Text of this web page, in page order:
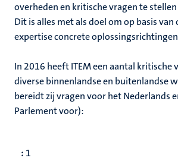
overheden en kritische vragen te
Dit is alles met als doel om op basis van
expertise concrete
In 2016 heeft ITEM een aantal kritische
diverse binnenlandse en buitenlandse
bereidt zij vragen voor het Nederlands
Parlement voor):
: 1